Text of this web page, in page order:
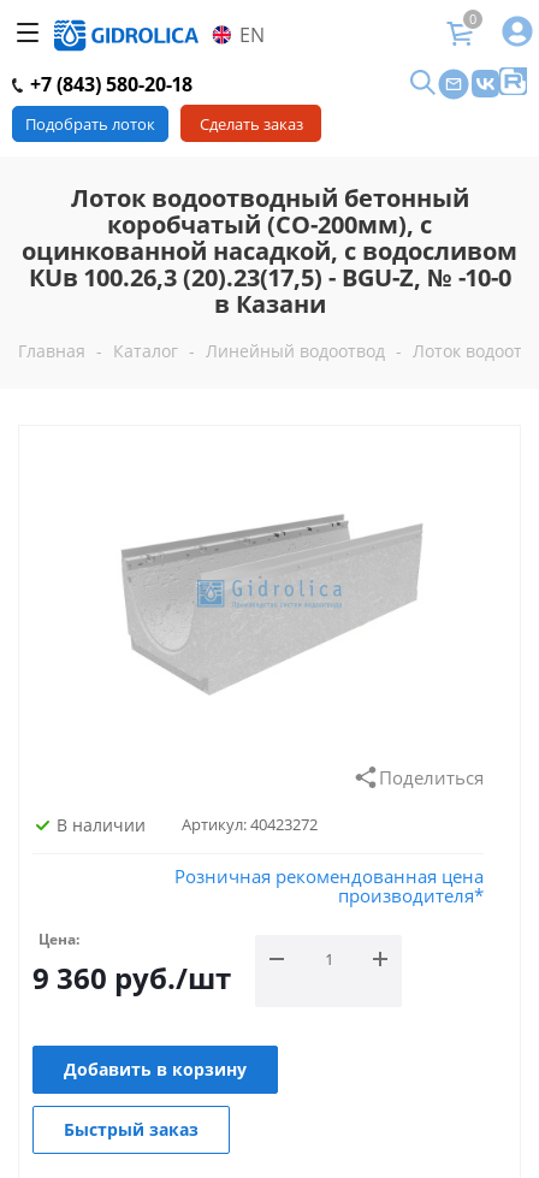
EN
0
+7 (843) 580-20-18
Подобрать лоток Сделать заказ
Лоток водоотводный бетонный
коробчатый (СО-200мм), с
оцинкованной насадкой, с водосливом
КUв 100.26,3 (20).23(17,5) - BGU-Z, № -10-0
в Казани
Главная - Каталог - Линейный водоотвод - Лоток
Поделиться
В наличии Артикул:40423272
Розничная рекомендованная цена
производителя*
Цена:
9 360 руб./шт
Добавить в корзину
Быстрый заказ